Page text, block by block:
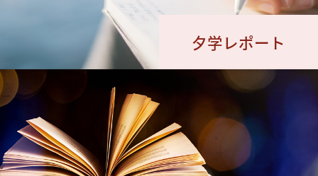
夕学レポート